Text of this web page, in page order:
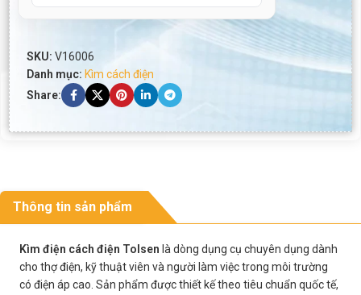
SKU: V16006
Danh mục: Kìm cách điện
Share:
Thông tin sản phẩm
Kìm điện cách điện Tolsen là dòng dụng cụ chuyên dụng dành
cho thợ điện, kỹ thuật viên và người làm việc trong môi trường
có điện áp cao. Sản phẩm được thiết kế theo tiêu chuẩn quốc tế,